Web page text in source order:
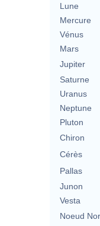
Lune
Mercure
Vénus
Mars
Jupiter
Saturne
Uranus
Neptune
Pluton
Chiron
Cérès
Pallas
Junon
Vesta
Noeud